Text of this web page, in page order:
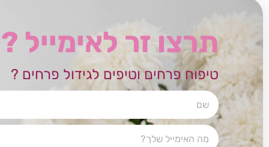
תרצו זר לאימייל ?
טיפוח פרחים וטיפים לגידול פרחים ?